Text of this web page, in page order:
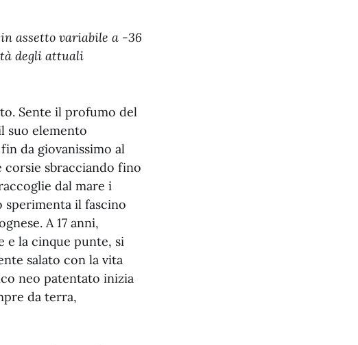
assetto variabile a -36
degli attuali
Sente il profumo del
suo elemento
da giovanissimo al
sbracciando fino
dal mare i
sperimenta il fascino
A 17 anni,
e la cinque punte, si
salato con la vita
neo patentato inizia
da terra,